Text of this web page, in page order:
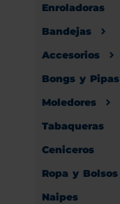
Enroladoras
Bandejas
Accesorios
Bongs y Pipas
Moledores
Tabaqueras
Ceniceros
Ropa y Bolsos
Naipes